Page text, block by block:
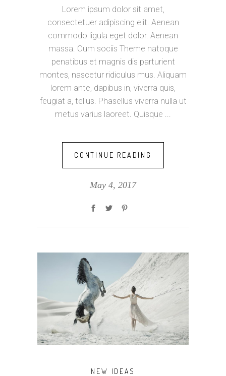
Lorem ipsum dolor sit amet,
consectetuer adipiscing elit. Aenean
commodo ligula eget dolor. Aenean
massa. Cum sociis Theme natoque
penatibus et magnis dis parturient
montes, nascetur ridiculus mus. Aliquam
lorem ante, dapibus in, viverra quis,
feugiat a, tellus. Phasellus viverra nulla ut
metus varius laoreet. Quisque
CONTINUE READING
May 4, 2017
NEW IDEAS